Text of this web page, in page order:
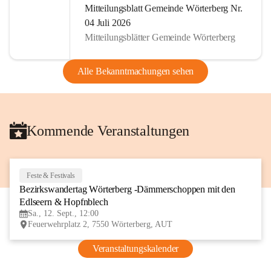
Mitteilungsblatt Gemeinde Wörterberg Nr.
04 Juli 2026
Mitteilungsblätter Gemeinde Wörterberg
Alle Bekanntmachungen sehen
Kommende Veranstaltungen
Feste & Festivals
Bezirkswandertag Wörterberg -Dämmerschoppen mit den
Edlseern & Hopfnblech
Sa., 12. Sept., 12:00
Feuerwehrplatz 2, 7550 Wörterberg, AUT
Veranstaltungskalender